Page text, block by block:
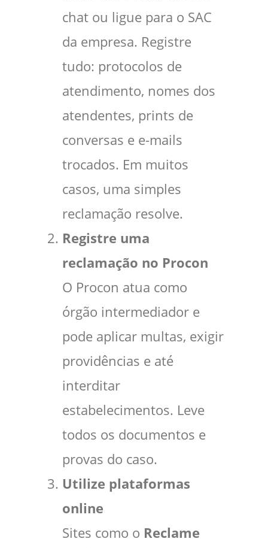
chat ou ligue para o SAC
da empresa. Registre
tudo: protocolos de
atendimento, nomes dos
atendentes, prints de
conversas e e-mails
trocados. Em muitos
casos, uma simples
reclamação resolve.
Registre uma
reclamação no Procon
O Procon atua como
órgão intermediador e
pode aplicar multas, exigir
providências e até
interditar
estabelecimentos. Leve
todos os documentos e
provas do caso.
Utilize plataformas
online
Sites como o Reclame